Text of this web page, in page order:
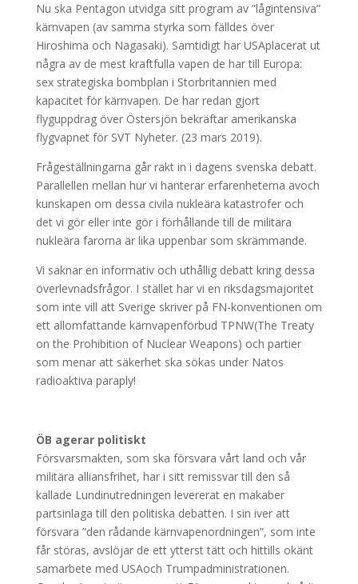
Nu ska Pentagon utvidga sitt program av ”lågintensiva”
kärnvapen (av samma styrka som fälldes över
Hiroshima och Nagasaki). Samtidigt har USAplacerat ut
några av de mest kraftfulla vapen de har till Europa:
sex strategiska bombplan i Storbritannien med
kapacitet för kärnvapen. De har redan gjort
flyguppdrag över Östersjön bekräftar amerikanska
flygvapnet för SVT Nyheter. (23 mars 2019).
Frågeställningarna går rakt in i dagens svenska debatt.
Parallellen mellan hur vi hanterar erfarenheterna avoch
kunskapen om dessa civila nukleära katastrofer och
det vi gör eller inte gör i förhållande till de militära
nukleära farorna är lika uppenbar som skrämmande.
Vi saknar en informativ och uthållig debatt kring dessa
överlevnadsfrågor. I stället har vi en riksdagsmajoritet
som inte vill att Sverige skriver på FN-konventionen om
ett allomfattande kärnvapenförbud TPNW(The Treaty
on the Prohibition of Nuclear Weapons) och partier
som menar att säkerhet ska sökas under Natos
radioaktiva paraply!
ÖB agerar politiskt
Försvarsmakten, som ska försvara vårt land och vår
militära alliansfrihet, har i sitt remissvar till den så
kallade Lundinutredningen levererat en makaber
partsinlaga till den politiska debatten. I sin iver att
försvara ”den rådande kärnvapenordningen”, som inte
får störas, avslöjar de ett ytterst tätt och hittills okänt
samarbete med USAoch Trumpadministrationen.